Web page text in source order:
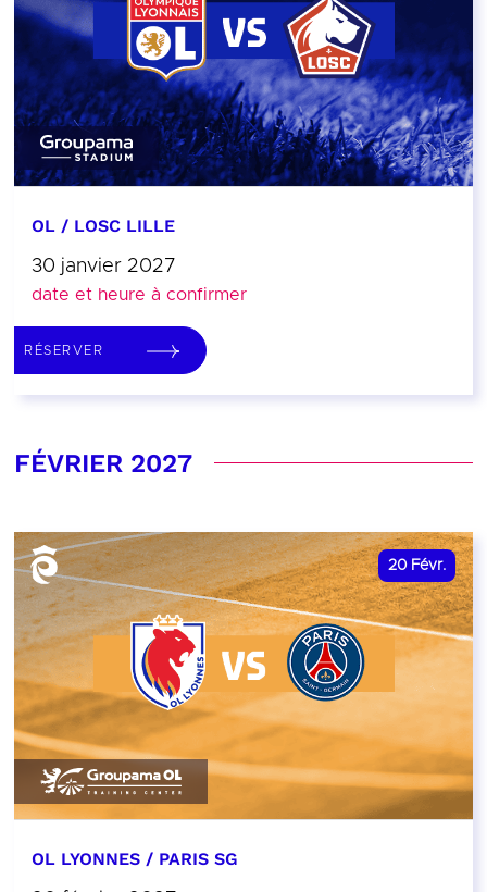
OL / LOSC LILLE
30 janvier 2027
date et heure à confirmer
RÉSERVER
FÉVRIER 2027
20 Févr.
OL LYONNES / PARIS SG